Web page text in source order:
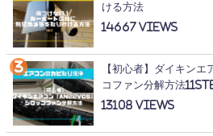
ける方法
14667
【初心者】ダイキン
コファン分解方法
13108